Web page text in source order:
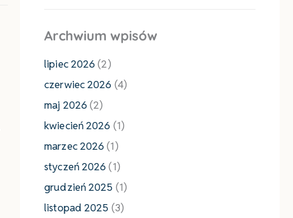
Archwium wpisów
lipiec 2026 (2)
czerwiec 2026 (4)
maj 2026 (2)
kwiecień 2026 (1)
marzec 2026 (1)
styczeń 2026 (1)
grudzień 2025 (1)
listopad 2025 (3)